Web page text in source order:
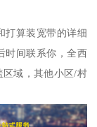
打算装宽带的详细
时间联系你，全西
域，其他小区/村